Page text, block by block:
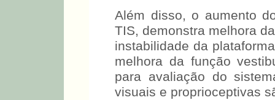
Além disso, o aumento
TIS, demonstra melhora
instabilidade da
melhora da função
para avaliação do
visuais e proprioceptivas